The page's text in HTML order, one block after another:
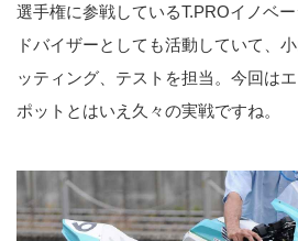
選手権に参戦しているT.PROイノベ
ドバイザーとしても活動していて、
ッティング、テストを担当。今回は
ポットとはいえ久々の実戦ですね。